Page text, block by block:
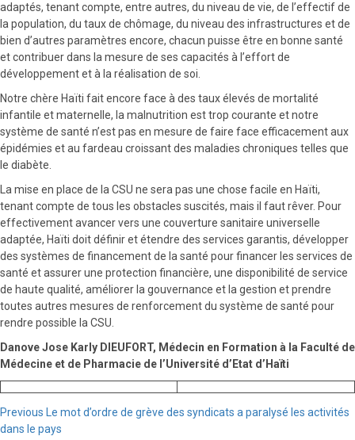
adaptés, tenant compte, entre autres, du niveau de vie, de l’effectif de
la population, du taux de chômage, du niveau des infrastructures et de
bien d’autres paramètres encore, chacun puisse être en bonne santé
et contribuer dans la mesure de ses capacités à l’effort de
développement et à la réalisation de soi.
Notre chère Haïti fait encore face à des taux élevés de mortalité
infantile et maternelle, la malnutrition est trop courante et notre
système de santé n’est pas en mesure de faire face efficacement aux
épidémies et au fardeau croissant des maladies chroniques telles que
le diabète.
La mise en place de la CSU ne sera pas une chose facile en Haïti,
tenant compte de tous les obstacles suscités, mais il faut rêver. Pour
effectivement avancer vers une couverture sanitaire universelle
adaptée, Haïti doit définir et étendre des services garantis, développer
des systèmes de financement de la santé pour financer les services de
santé et assurer une protection financière, une disponibilité de service
de haute qualité, améliorer la gouvernance et la gestion et prendre
toutes autres mesures de renforcement du système de santé pour
rendre possible la CSU.
Danove Jose Karly DIEUFORT, Médecin en Formation à la Faculté de
Médecine et de Pharmacie de l’Université d’Etat d’Haïti
Continue
Previous Le mot d’ordre de grève des syndicats a paralysé les activités
dans le pays